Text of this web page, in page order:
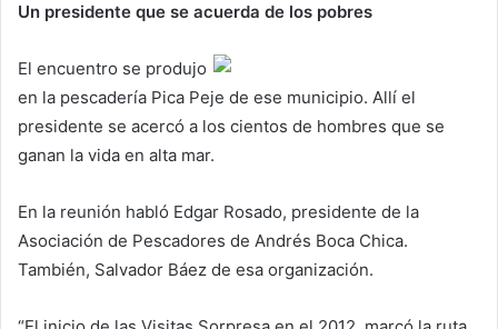
Un presidente que se acuerda de los pobres
El encuentro se produjo
en la pescadería Pica Peje de ese municipio. Allí el
presidente se acercó a los cientos de hombres que se
ganan la vida en alta mar.
En la reunión habló Edgar Rosado, presidente de la
Asociación de Pescadores de Andrés Boca Chica.
También, Salvador Báez de esa organización.